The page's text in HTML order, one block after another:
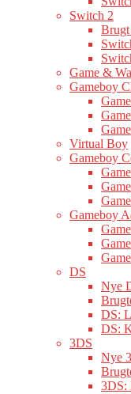
Switch 2
Game &
Gameboy
Virtual Boy
Gameboy
Gameboy
DS
Nye
DS:
DS:
3DS
Nye
3DS: